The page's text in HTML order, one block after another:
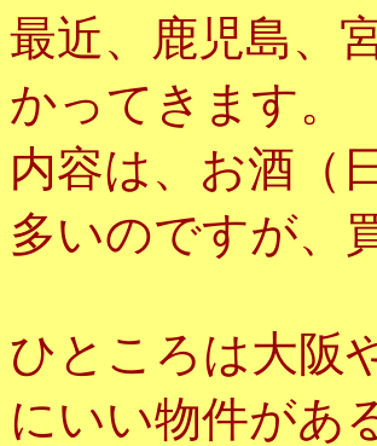
最近、鹿児島、
かってきます。
内容は、お酒（
多いのですが、
ひところは大阪
にいい物件があ